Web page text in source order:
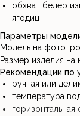
обхват бедер
ягодиц
Параметры
Модель на фото:
Размер изделия на
Рекомендации по
ручная или
температура
горизонтальная